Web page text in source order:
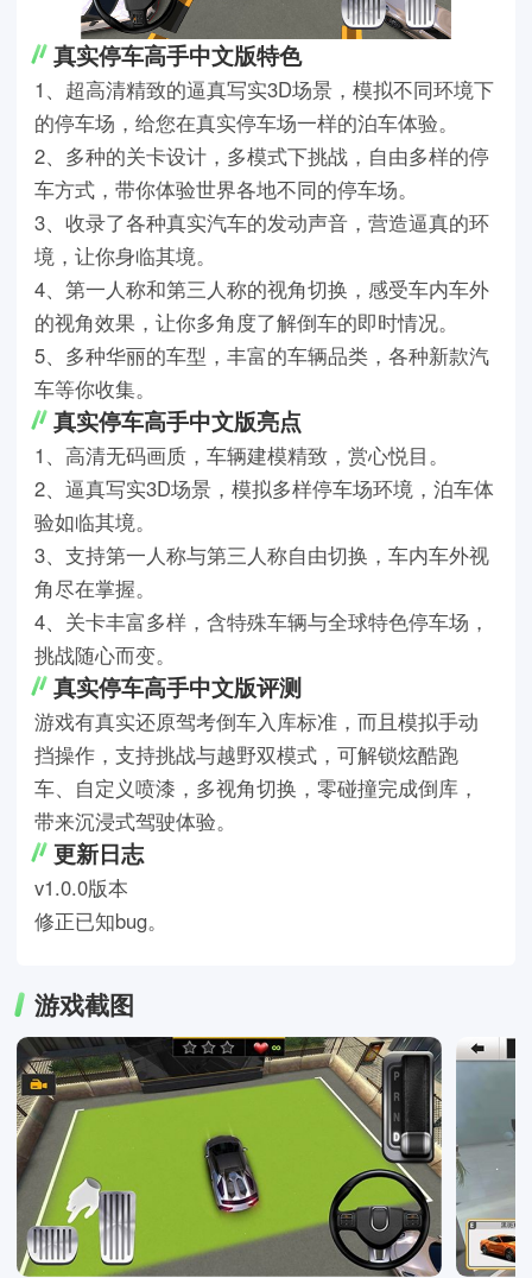
真实停车高手中文版特色
1、超高清精致的逼真写实3D场景，模拟不同环境下
的停车场，给您在真实停车场一样的泊车体验。
2、多种的关卡设计，多模式下挑战，自由多样的停
车方式，带你体验世界各地不同的停车场。
3、收录了各种真实汽车的发动声音，营造逼真的环
境，让你身临其境。
4、第一人称和第三人称的视角切换，感受车内车外
的视角效果，让你多角度了解倒车的即时情况。
5、多种华丽的车型，丰富的车辆品类，各种新款汽
车等你收集。
真实停车高手中文版亮点
1、高清无码画质，车辆建模精致，赏心悦目。
2、逼真写实3D场景，模拟多样停车场环境，泊车体
验如临其境。
3、支持第一人称与第三人称自由切换，车内车外视
角尽在掌握。
4、关卡丰富多样，含特殊车辆与全球特色停车场，
挑战随心而变。
真实停车高手中文版评测
游戏有真实还原驾考倒车入库标准，而且模拟手动
挡操作，支持挑战与越野双模式，可解锁炫酷跑
车、自定义喷漆，多视角切换，零碰撞完成倒库，
带来沉浸式驾驶体验。
更新日志
v1.0.0版本
修正已知bug。
游戏截图